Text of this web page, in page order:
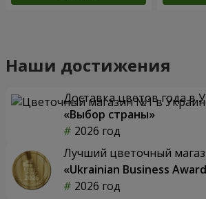
Наши достижения
Доставка цветов года в
«Выбор страны»
2026 год
Лучший цветочный
«Ukrainian Business
2026 год